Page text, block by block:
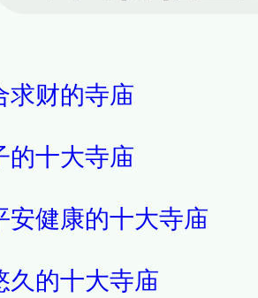
求财的寺庙
的十大寺庙
安健康的十大寺庙
久的十大寺庙